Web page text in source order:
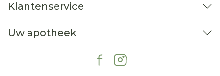
Klantenservice
Uw apotheek